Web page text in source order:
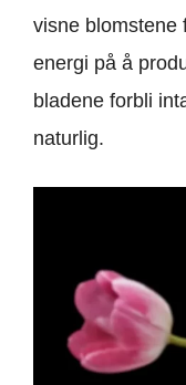
visne blomstene
energi på å
bladene forbli
naturlig.